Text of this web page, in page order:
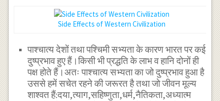
Side Effects of Western Civilization
पाश्चात्य देशों तथा पश्चिमी सभ्यता के कारण भारत पर कई
दुष्प्रभाव हुए हैं।किसी भी प्रद्धति के लाभ व हानि दोनों ही
पक्ष होते हैं।अतः पाश्चात्य सभ्यता का जो दुष्प्रभाव हुआ है
उससे हमें सचेत रहने की जरूरत है तथा जो जीवन मूल्य
शाश्वत हैं:दया,त्याग,सहिष्णुता,धर्म,नैतिकता,अध्यात्म